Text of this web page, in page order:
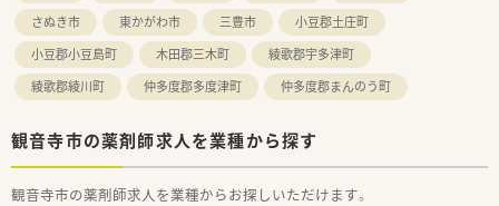
さぬき市
東かがわ市 三豊市
小豆郡土庄町
小豆郡小豆島町
木田郡三木町
綾歌郡宇多津町
綾歌郡綾川町
仲多度郡多度津町 仲多度郡まんのう町
観音寺市の薬剤師求人を業種から探す
観音寺市の薬剤師求人を業種からお探しいただけます。